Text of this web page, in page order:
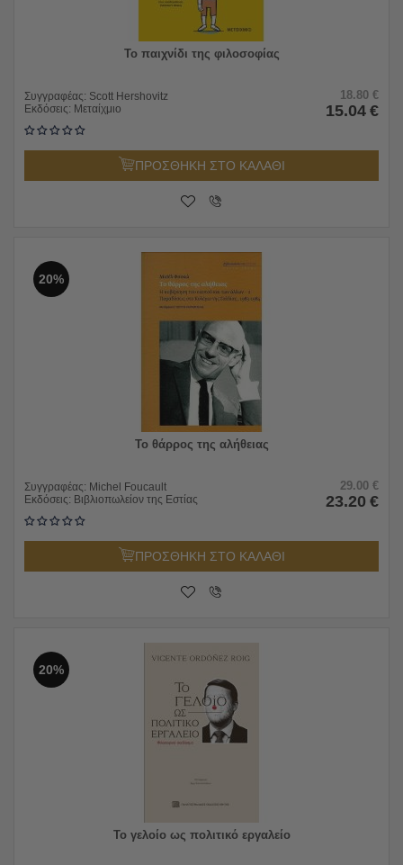
To παιχνίδι της φιλοσοφίας
Συγγραφέας: Scott Hershovitz
Εκδόσεις: Μεταίχμιο
18.80 €
15.04 €
ΠΡΟΣΘΗΚΗ ΣΤΟ ΚΑΛΑΘΙ
20%
Το θάρρος της αλήθειας
Συγγραφέας: Michel Foucault
Εκδόσεις: Βιβλιοπωλείον της Εστίας
29.00 €
23.20 €
ΠΡΟΣΘΗΚΗ ΣΤΟ ΚΑΛΑΘΙ
20%
Το γελοίο ως πολιτικό εργαλείο